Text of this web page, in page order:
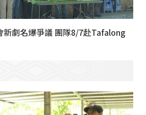
新劇名爆爭議 團隊8/7赴Tafalong